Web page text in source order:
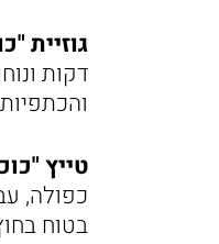
גוזיית
דקות
טייץ
כפולה,
בטוח